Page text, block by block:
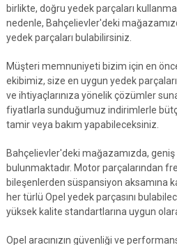
birlikte, doğru yedek parçaları
nedenle, Bahçelievler'deki
yedek parçaları bulabilirsiniz.
Müşteri memnuniyeti bizim için en
ekibimiz, size en uygun yedek
ve ihtiyaçlarınıza yönelik çözümler
fiyatlarla sunduğumuz indirimlerle
tamir veya bakım yapabileceksiniz.
Bahçelievler'deki mağazamızda,
bulunmaktadır. Motor parçalarından
bileşenlerden süspansiyon aksamına
her türlü Opel yedek parçasını
yüksek kalite standartlarına uygun
Opel aracınızın güvenliği ve